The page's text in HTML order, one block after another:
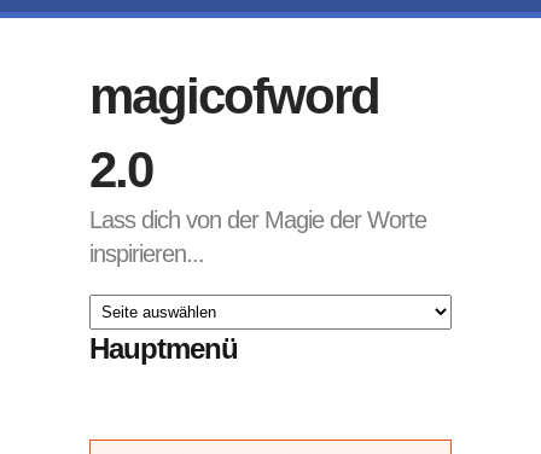
magicofword
2.0
Lass dich von der Magie der Worte
inspirieren...
Hauptmenü